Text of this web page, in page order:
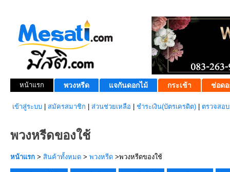
หน้าแรก พวงหรีด แจกันดอกไม้ กระเช้า ช่อดอ
เข้าสู่ระบบ สมัครสมาชิก ส่วนช่วยเหลือ ชำระเงิน(บัตรเครดิต) ตรวจสอ
พวงหรีดของใช้
หน้าแรก > สินค้าทั้งหมด > พวงหรีด >พวงหรีดของใช้